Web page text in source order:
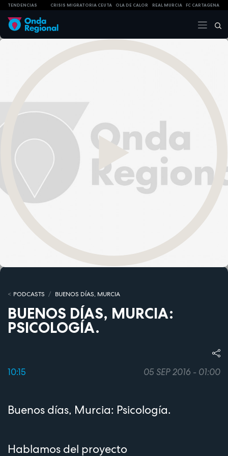
TENDENCIAS CRISIS MIGRATORIA CEUTA OLA DE CALOR REAL MURCIA FC CARTAGENA
PODCASTS BUENOS DÍAS, MURCIA
BUENOS DÍAS, MURCIA:
PSICOLOGÍA.
10:15 05 SEP 2016 - 01:00
Buenos días, Murcia: Psicología.
Hablamos del proyecto